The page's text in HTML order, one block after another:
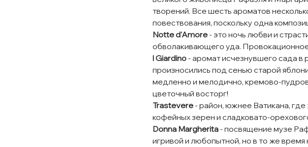
творений. Все шесть ароматов
повествования, поскольку одна
Notte d'Amore - это ночь любви и
обволакивающего уда.
l Giardino - аромат исчезнувшего сада
произносились под сенью старой
медленно и мелодично, кремово-
цветочный восторг!
Trastevere - район, южнее Ватикана,
кофейных зерен и сладковато-
Donna Margherita - посвящение музе
игривой и любопытной, но в то же